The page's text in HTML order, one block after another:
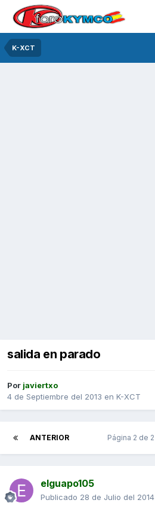
K-XCT
salida en parado
Por javiertxo
4 de Septiembre del 2013 en K-XCT
ANTERIOR Página 2 de 2
elguapo105
Publicado 28 de Julio del 2014